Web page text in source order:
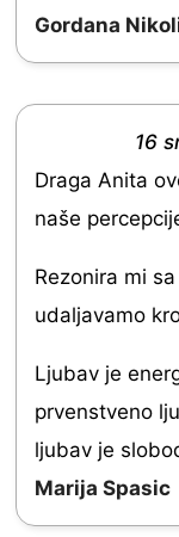
f
5
u
t
o
f
Gordana
t
e
d
.
0
o
u
16
Draga Anita
naše
Rezonira mi
udaljavamo
Ljubav je
prvenstveno
ljubav je
Marija Spasic